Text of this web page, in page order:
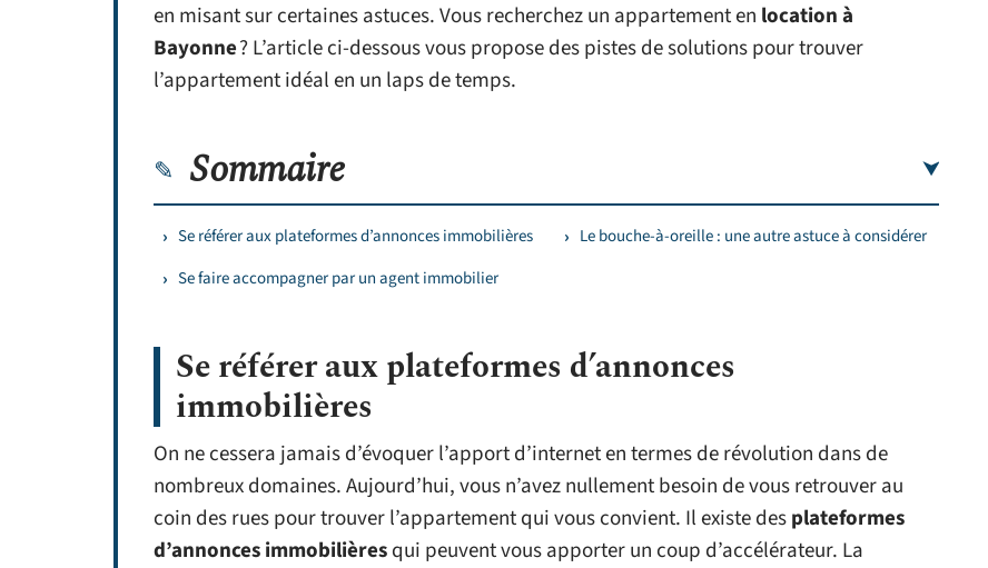
en misant sur certaines astuces. Vous recherchez un appartement en location à
Bayonne? L’article ci-dessous vous propose des pistes de solutions pour trouver
l’appartement idéal en un laps de temps.
Sommaire
Se référer aux plateformes d’annonces immobilières
Se faire accompagner par un agent immobilier
Le bouche-à-oreille : une autre astuce à considérer
Se référer aux plateformes d’annonces
immobilières
On ne cessera jamais d’évoquer l’apport d’internet en termes de révolution dans de
nombreux domaines. Aujourd’hui, vous n’avez nullement besoin de vous retrouver au
coin des rues pour trouver l’appartement qui vous convient. Il existe desplateformes
d’annonces immobilièresqui peuvent vous apporter un coup d’accélérateur. La